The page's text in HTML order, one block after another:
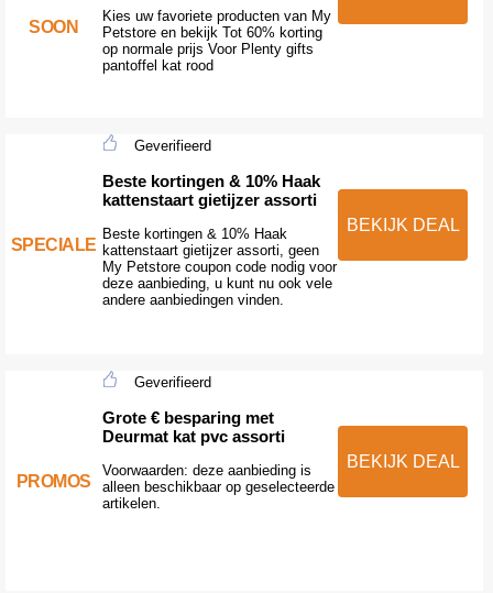
SOON
Kies uw favoriete producten van My
Petstore en bekijk Tot 60% korting
op normale prijs Voor Plenty gifts
pantoffel kat rood
SPECIALE
Geverifieerd
Beste kortingen & 10% Haak
kattenstaart gietijzer assorti
Beste kortingen & 10% Haak
kattenstaart gietijzer assorti, geen
My Petstore coupon code nodig voor
deze aanbieding, u kunt nu ook vele
andere aanbiedingen vinden.
BEKIJK DEAL
PROMOS
Geverifieerd
Grote € besparing met
Deurmat kat pvc assorti
Voorwaarden: deze aanbieding is
alleen beschikbaar op geselecteerde
artikelen.
BEKIJK DEAL